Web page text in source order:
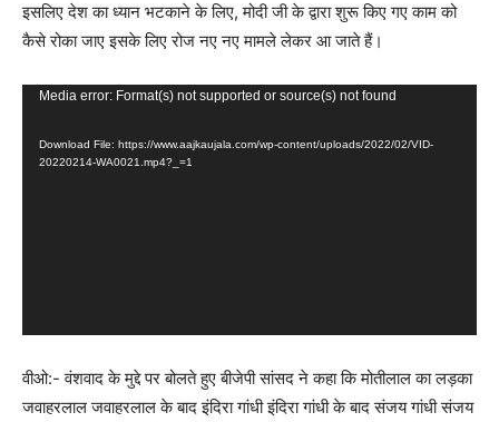
इसलिए देश का ध्यान भटकाने के लिए, मोदी जी के द्वारा शुरू किए गए काम को
कैसे रोका जाए इसके लिए रोज नए नए मामले लेकर आ जाते हैं।
Video
Media error: Format(s) not supported or source(s) not found
Download File: https://www.aajkaujala.com/wp-content/uploads/2022/02/VID-
20220214-WA0021.mp4?_=1
वीओ:- वंशवाद के मुद्दे पर बोलते हुए बीजेपी सांसद ने कहा कि मोतीलाल का लड़का
जवाहरलाल जवाहरलाल के बाद इंदिरा गांधी इंदिरा गांधी के बाद संजय गांधी संजय